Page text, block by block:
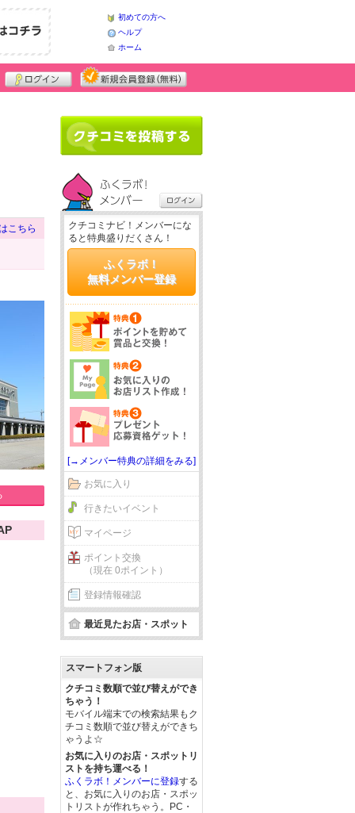
初めての方へ
ヘルプ
ホーム
こちら
クチコミナビ！メンバーにな
ると特典盛りだくさん！
ふくラボ！
無料メンバー登録
[→メンバー特典の詳細をみる]
お気に入り
行きたいイベント
マイページ
ポイント交換
（現在 0ポイント）
登録情報確認
最近見たお店・スポット
スマートフォン版
クチコミ数順で並び替えができ
ちゃう！
モバイル端末での検索結果もク
チコミ数順で並び替えができち
ゃうよ☆
お気に入りのお店・スポットリ
ストを持ち運べる！
ふくラボ！メンバーに登録する
と、お気に入りのお店・スポッ
トリストが作れちゃう。PC・